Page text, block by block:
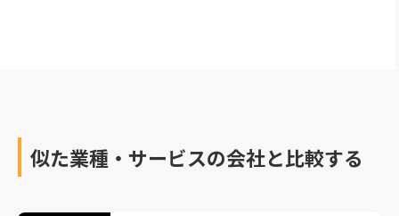
似た業種・サービスの会社と比較する